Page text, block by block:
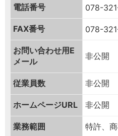
電話番号 078-
FAX番号 078-
お問い合わせ用 E
メール
非公開
従業員数 非公開
ホームページURL 非公開
業務範囲 特許、